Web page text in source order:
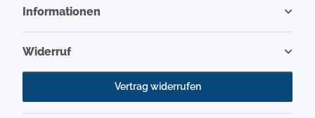
Informationen
Widerruf
Vertrag widerrufen